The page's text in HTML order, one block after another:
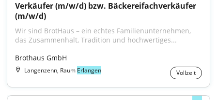
Verkäufer (m/w/d) bzw. Bäckereifachverkäufer
(m/w/d)
Wir sind BrotHaus – ein echtes Familienunternehmen,
das Zusammenhalt, Tradition und hochwertiges...
Brothaus GmbH
Langenzenn, Raum Erlangen Vollzeit